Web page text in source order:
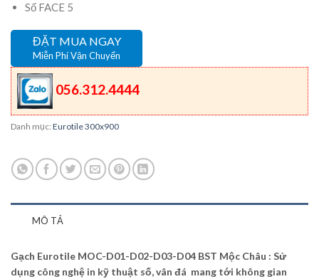
Số FACE 5
ĐẶT MUA NGAY
Miễn Phí Vận Chuyển
056.312.4444
Danh mục: Eurotile 300x900
MÔ TẢ
Gạch Eurotile MOC-D01-D02-D03-D04 BST Mộc Châu : Sử
dụng công nghệ in kỹ thuật số, vân đá mang tới không gian